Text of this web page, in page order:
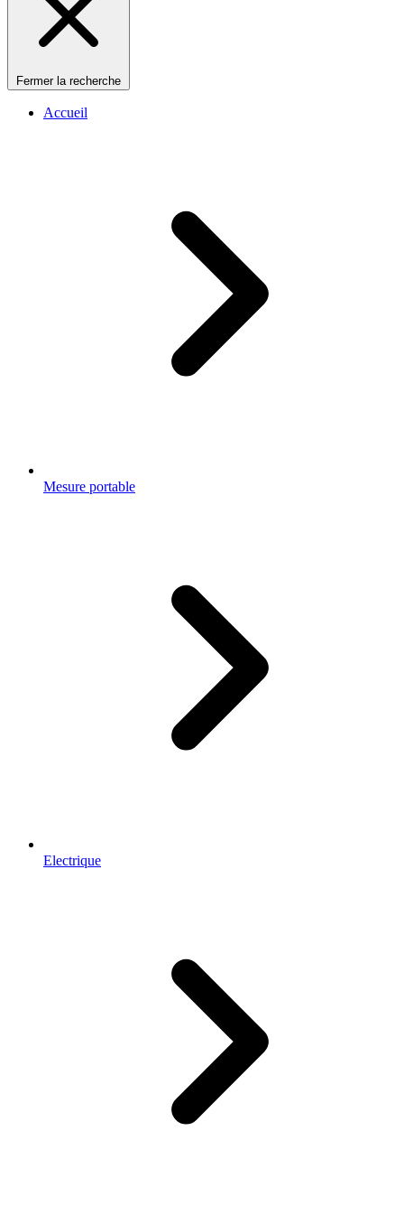
Fermer la recherche
Accueil
Mesure portable
Electrique